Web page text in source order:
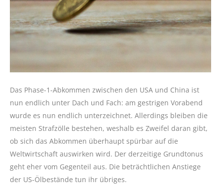
Das Phase-1-Abkommen zwischen den USA und China ist
nun endlich unter Dach und Fach: am gestrigen Vorabend
wurde es nun endlich unterzeichnet. Allerdings bleiben die
meisten Strafzölle bestehen, weshalb es Zweifel daran gibt,
ob sich das Abkommen überhaupt spürbar auf die
Weltwirtschaft auswirken wird. Der derzeitige Grundtonus
geht eher vom Gegenteil aus. Die beträchtlichen Anstiege
der US-Ölbestände tun ihr übriges.